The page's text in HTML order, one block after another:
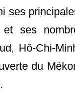
ses
ses
Hô-Chi-
du